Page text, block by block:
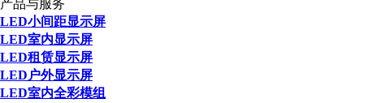
产品与服务
LED小间距显示屏
LED室内显示屏
LED租赁显示屏
LED户外显示屏
LED室内全彩模组